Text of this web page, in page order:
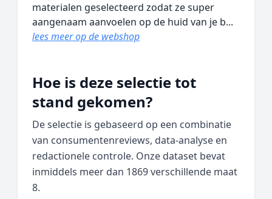
materialen geselecteerd zodat ze super
aangenaam aanvoelen op de huid van je b...
lees meer op de webshop
Hoe is deze selectie tot
stand gekomen?
De selectie is gebaseerd op een combinatie
van consumentenreviews, data‑analyse en
redactionele controle. Onze dataset bevat
inmiddels meer dan 1869 verschillende maat
8.